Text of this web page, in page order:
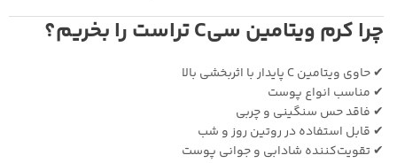
چرا کرم ویتامین سیC تراست را بخریم؟
✔ حاوی ویتامین C پایدار با اثربخشی بالا
✔ مناسب انواع پوست
✔ فاقد حس سنگینی و چربی
✔ قابل استفاده در روتین روز و شب
✔ تقویت‌کننده شادابی و جوانی پوست